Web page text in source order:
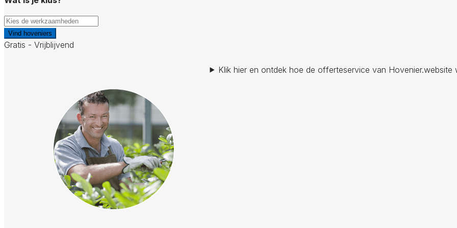
Vind hoveniers
Gratis - Vrijblijvend
Klik hier en ontdek hoe de offerteservice van Hovenier.website